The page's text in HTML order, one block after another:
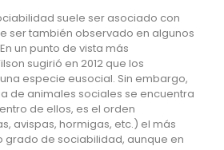
suele ser asociado con
ser también observado en algunos
un punto de vista más
sugirió en 2012 que los
especie eusocial. Sin embargo,
de animales sociales se encuentra
de ellos, es el orden
avispas, hormigas, etc.) el más
grado de sociabilidad, aunque en